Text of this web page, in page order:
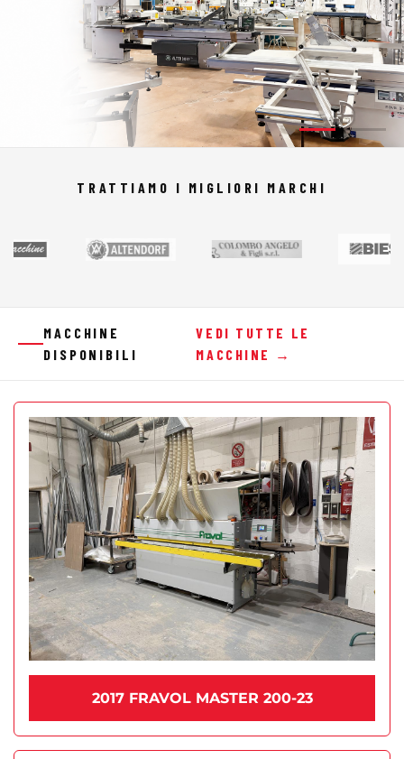
TRATTIAMO I MIGLIORI MARCHI
MACCHINE
DISPONIBILI
VEDI TUTTE LE
MACCHINE →
2017 FRAVOL MASTER 200-23